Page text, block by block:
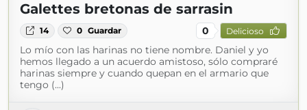
Galettes bretonas de sarrasin
14 0 Guardar 0 Delicioso
Lo mío con las harinas no tiene nombre. Daniel y yo
hemos llegado a un acuerdo amistoso, sólo compraré
harinas siempre y cuando quepan en el armario que
tengo (...)